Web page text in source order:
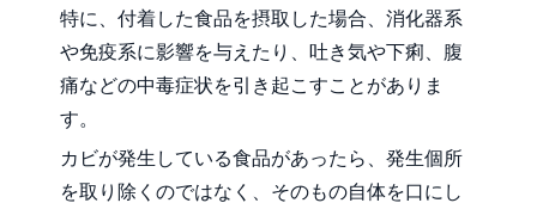
特に、付着した食品を摂取した場合、消化器系
や免疫系に影響を与えたり、吐き気や下痢、腹
痛などの中毒症状を引き起こすことがありま
す。
カビが発生している食品があったら、発生個所
を取り除くのではなく、そのもの自体を口にし